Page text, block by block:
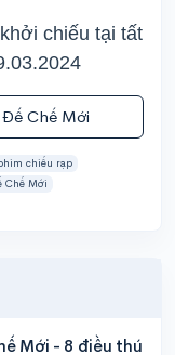
khởi chiếu tại tất
Chế Mới
chiếu rạp
Chế Mới
Mới - 8 điều thú